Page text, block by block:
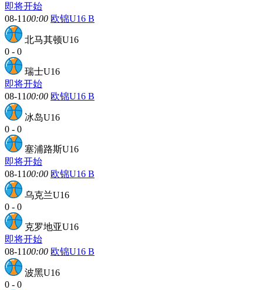
即将开始
08-1100:00 欧锦U16 B
北马其顿U16
0 - 0
瑞士U16
即将开始
08-1100:00 欧锦U16 B
冰岛U16
0 - 0
塞浦路斯U16
即将开始
08-1100:00 欧锦U16 B
乌克兰U16
0 - 0
克罗地亚U16
即将开始
08-1100:00 欧锦U16 B
波黑U16
0 - 0